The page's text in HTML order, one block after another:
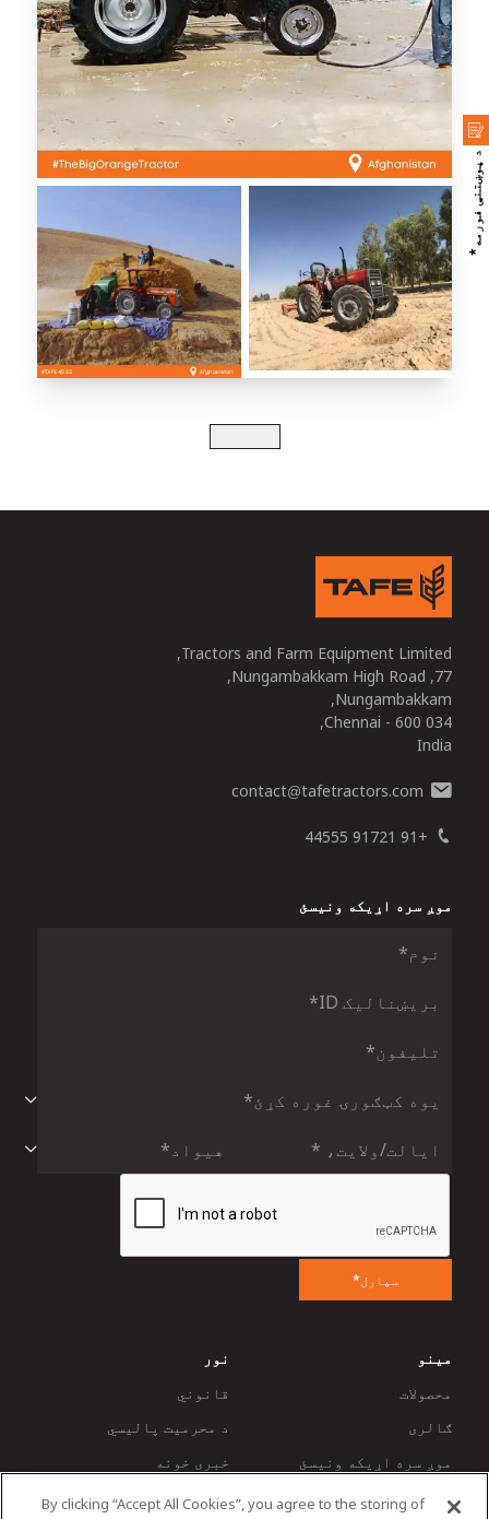
د پوښتنې فورمه*
Tractors and Farm Equipment Limited,
77, Nungambakkam High Road,
Nungambakkam,
Chennai - 600 034,
India
contact@tafetractors.com
+91 91721 44555
موږ سره اړیکه ونیسئ
سپارل*
مینو
محصولات
ګالری
موږ سره اړیکه ونیسئ
نور
قانوني
د محرمیت پالیسي
خبری خونه
By clicking “Accept All Cookies”, you agree to the storing of